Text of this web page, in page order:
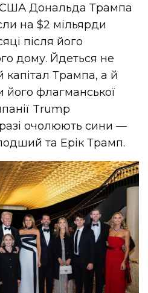
США Дональда Трампа
на $2 мільярди
після його
дому. Йдеться не
Трампа, а й
його флагманської
Trump
очолюють сини —
та Ерік Трамп.